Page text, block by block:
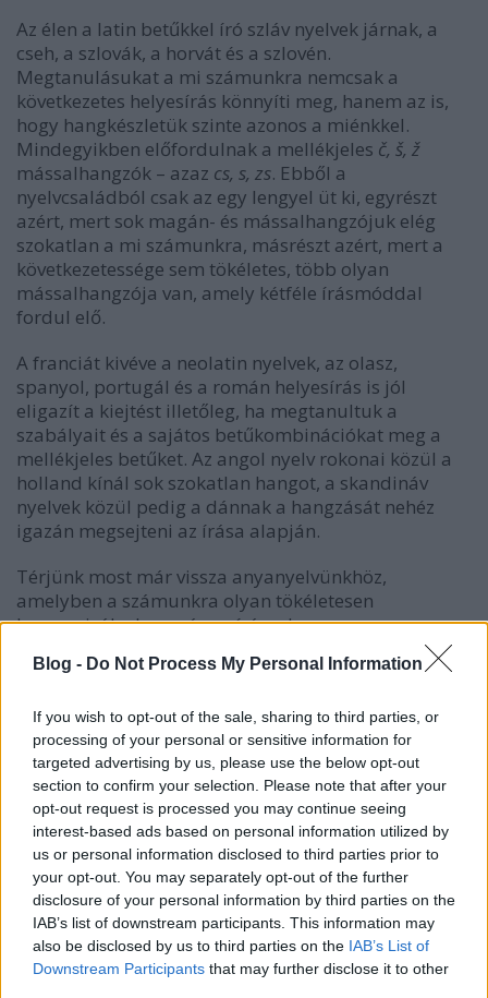
Blog - Do Not Process My Personal Information
If you wish to opt-out of the sale, sharing to third parties, or
processing of your personal or sensitive information for
targeted advertising by us, please use the below opt-out
section to confirm your selection. Please note that after your
opt-out request is processed you may continue seeing
interest-based ads based on personal information utilized by
us or personal information disclosed to third parties prior to
your opt-out. You may separately opt-out of the further
disclosure of your personal information by third parties on the
IAB’s list of downstream participants. This information may
also be disclosed by us to third parties on the IAB’s List of
Downstream Participants that may further disclose it to other
Az élen a latin betűkkel író szláv nyelvek járnak, a
cseh, a szlovák, a horvát és a szlovén.
Megtanulásukat a mi számunkra nemcsak a
következetes helyesírás könnyíti meg, hanem az is,
hogy hangkészletük szinte azonos a miénkkel.
Mindegyikben előfordulnak a mellékjeles č, š, ž
mássalhangzók – azaz cs, s, zs. Ebből a
nyelvcsaládból csak az egy lengyel üt ki, egyrészt
azért, mert sok magán- és mássalhangzójuk elég
szokatlan a mi számunkra, másrészt azért, mert a
következetessége sem tökéletes, több olyan
mássalhangzója van, amely kétféle írásmóddal
fordul elő.
A franciát kivéve a neolatin nyelvek, az olasz,
spanyol, portugál és a román helyesírás is jól
eligazít a kiejtést illetőleg, ha megtanultuk a
szabályait és a sajátos betűkombinációkat meg a
mellékjeles betűket. Az angol nyelv rokonai közül a
holland kínál sok szokatlan hangot, a skandináv
nyelvek közül pedig a dánnak a hangzását nehéz
igazán megsejteni az írása alapján.
Térjünk most már vissza anyanyelvünkhöz,
amelyben a számunkra olyan tökéletesen
harmonizál a hangzás az írással.
Vagy talán mégsem olyan tökéletes az a harmónia?
Nem lenne elegáns, ha rögtön ajés azly
kettősségére terelném a szót, amely nem csak a
kisiskolások életét keseríti egy ideig, de a gondja
sokakat a felnőtt korig is elkísér.
És mégis kénytelen vagyok vele.
Nemegyszer felmerült már a helyesírási
módosítások vitáiban a szakemberek között is, hogy